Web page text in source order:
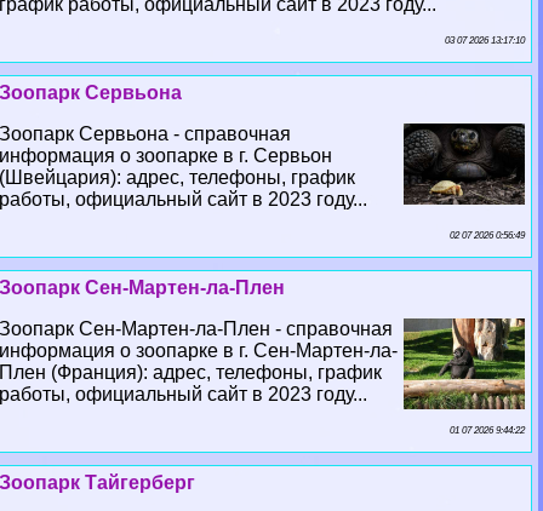
график работы, официальный сайт в 2023 году...
03 07 2026 13:17:10
Зоопарк Сервьона
Зоопарк Сервьона - справочная
информация о зоопарке в г. Сервьон
(Швейцария): адрес, телефоны, график
работы, официальный сайт в 2023 году...
02 07 2026 0:56:49
Зоопарк Сен-Мартен-ла-Плен
Зоопарк Сен-Мартен-ла-Плен - справочная
информация о зоопарке в г. Сен-Мартен-ла-
Плен (Франция): адрес, телефоны, график
работы, официальный сайт в 2023 году...
01 07 2026 9:44:22
Зоопарк Тайгерберг